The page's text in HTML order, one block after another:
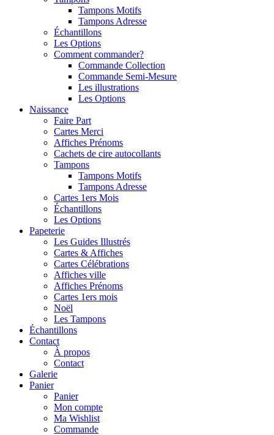
Tampons Motifs
Tampons Adresse
Échantillons
Les Options
Comment commander?
Commande Collection
Commande Semi-Mesure
Les illustrations
Les Options
Naissance
Faire Part
Cartes Merci
Affiches Prénoms
Cachets de cire autocollants
Tampons
Tampons Motifs
Tampons Adresse
Cartes 1ers Mois
Échantillons
Les Options
Papeterie
Les Guides Illustrés
Cartes & Affiches
Cartes Célébrations
Affiches ville
Affiches Prénoms
Cartes 1ers mois
Noël
Les Tampons
Échantillons
Contact
À propos
Contact
Galerie
Panier
Panier
Mon compte
Ma Wishlist
Commande